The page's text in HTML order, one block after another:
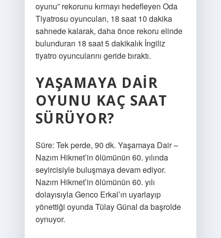
oyunu” rekorunu kırmayı hedefleyen Oda
Tiyatrosu oyuncuları, 18 saat 10 dakika
sahnede kalarak, daha önce rekoru elinde
bulunduran 18 saat 5 dakikalık İngiliz
tiyatro oyuncularını geride bıraktı.
YAŞAMAYA DAIR
OYUNU KAÇ SAAT
SÜRÜYOR?
Süre: Tek perde, 90 dk. Yaşamaya Dair –
Nazım Hikmet’in ölümünün 60. yılında
seyircisiyle buluşmaya devam ediyor.
Nazım Hikmet’in ölümünün 60. yılı
dolayısıyla Genco Erkal’ın uyarlayıp
yönettiği oyunda Tülay Günal da başrolde
oynuyor.